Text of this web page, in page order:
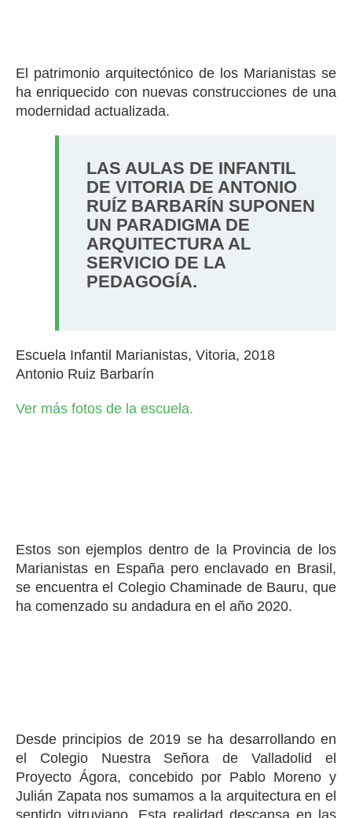
El patrimonio arquitectónico de los Marianistas se
ha enriquecido con nuevas construcciones de una
modernidad actualizada.
LAS AULAS DE INFANTIL
DE VITORIA DE ANTONIO
RUÍZ BARBARÍN SUPONEN
UN PARADIGMA DE
ARQUITECTURA AL
SERVICIO DE LA
PEDAGOGÍA.
Escuela Infantil Marianistas, Vitoria, 2018
Antonio Ruiz Barbarín
Ver más fotos de la escuela.
Estos son ejemplos dentro de la Provincia de los
Marianistas en España pero enclavado en Brasil,
se encuentra el Colegio Chaminade de Bauru, que
ha comenzado su andadura en el año 2020.
Desde principios de 2019 se ha desarrollando en
el Colegio Nuestra Señora de Valladolid el
Proyecto Ágora, concebido por Pablo Moreno y
Julián Zapata nos sumamos a la arquitectura en el
sentido vitruviano. Esta realidad descansa en las